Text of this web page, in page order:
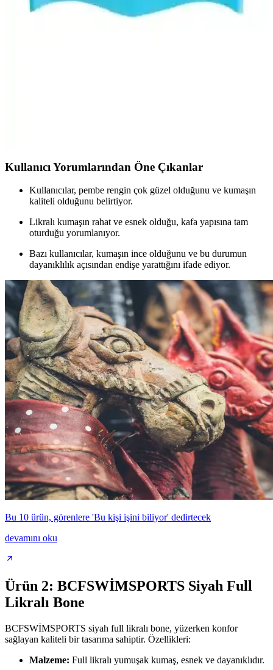
Performans ve Güvenilirlik Sağlayan Tasarım
Kullanıcı Yorumlarından Öne Çıkanlar
Kullanıcılar, pembe rengin çok güzel olduğunu ve kumaşın
kaliteli olduğunu belirtiyor.
Likralı kumaşın rahat ve esnek olduğu, kafa yapısına tam
oturduğu yorumlanıyor.
Bazı kullanıcılar, kumaşın ince olduğunu ve bu durumun
dayanıklılık açısından endişe yarattığını ifade ediyor.
Bu 10 ürün, görenlere 'Bu kişi işini biliyor' dedirtecek
devamını oku
Ürün 2: BCFSWİMSPORTS Siyah Full
Likralı Bone
BCFSWİMSPORTS siyah full likralı bone, yüzerken konfor
sağlayan kaliteli bir tasarıma sahiptir. Özellikleri:
Malzeme: Full likralı yumuşak kumaş, esnek ve dayanıklıdır.